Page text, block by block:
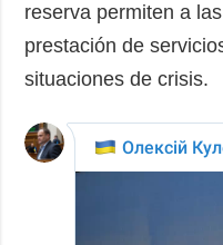
reserva permiten a
prestación de
situaciones de crisis.